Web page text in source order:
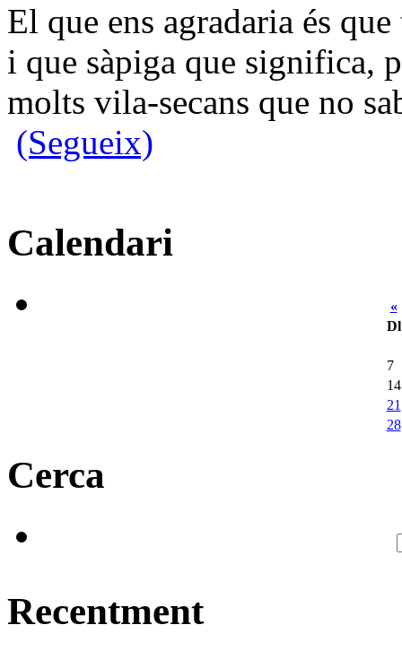
El que ens agradaria és
i que sàpiga que significa,
molts vila-secans que no
(Segueix)
Calendari
«
Dl
7
14
21
28
Cerca
Recentment